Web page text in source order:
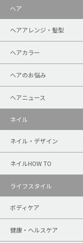
ヘア
ヘアアレンジ・髪型
ヘアカラー
ヘアのお悩み
ヘアニュース
ネイル
ネイル・デザイン
ネイルHOW TO
ライフスタイル
ボディケア
健康・ヘルスケア